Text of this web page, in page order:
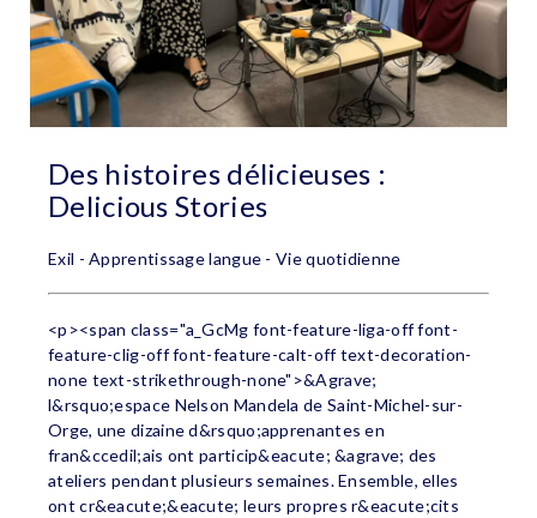
Des histoires délicieuses :
Delicious Stories
Exil - Apprentissage langue - Vie quotidienne
<p><span class="a_GcMg font-feature-liga-off font-
feature-clig-off font-feature-calt-off text-decoration-
none text-strikethrough-none">&Agrave;
l&rsquo;espace Nelson Mandela de Saint-Michel-sur-
Orge, une dizaine d&rsquo;apprenantes en
fran&ccedil;ais ont particip&eacute; &agrave; des
ateliers pendant plusieurs semaines. Ensemble, elles
ont cr&eacute;&eacute; leurs propres r&eacute;cits